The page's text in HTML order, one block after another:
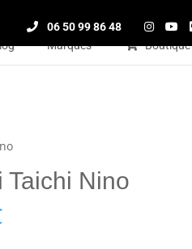
06 50 99 86 48
Marques Boutique
Taichi Nino